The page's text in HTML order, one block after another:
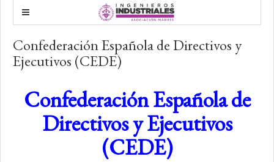
Confederación Española de Directivos y
Ejecutivos (CEDE)
Confederación Española de
Directivos y Ejecutivos
(CEDE)